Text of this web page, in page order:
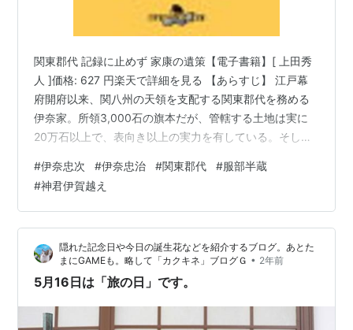
関東郡代 記録に止めず 家康の遺策【電子書籍】[ 上田秀
人 ]価格: 627 円楽天で詳細を見る 【あらすじ】 江戸幕
府開府以来、関八州の天領を支配する関東郡代を務める
伊奈家。所領3,000石の旗本だが、管轄する土地は実に
20万石以上で、表向き以上の実力を有している。そして
な遺産を保有していると、幕閣内で信じられてきた。し
かも伊那家初代の忠次は三河譜代の家柄とはいえ、数度
にわたって家康の下から出奔した人物。それがなぜこの
ような重責を代々担い、しかも家康から真大な遺産を託
されたのか。 その秘密を知った老中の田沼意次は、危機
に瀕した幕府財政建て直し…
#伊奈忠次 #伊奈忠治 #関東郡代 #服部半蔵
#神君伊賀越え
隠れた記念日や今日の誕生花などを紹介するブログ。あとた
まにGAMEも。略して「カクキネ」ブログＧ • 2年前
5月16日は「旅の日」です。